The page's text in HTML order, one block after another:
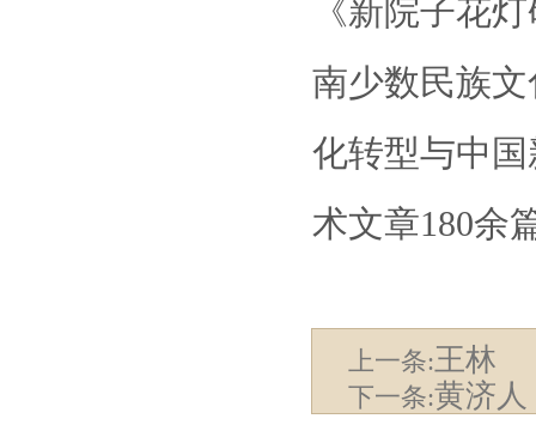
《新院子花
南少数民族
化转型与中
术文章180余
上一条:王林
下一条:黄济人